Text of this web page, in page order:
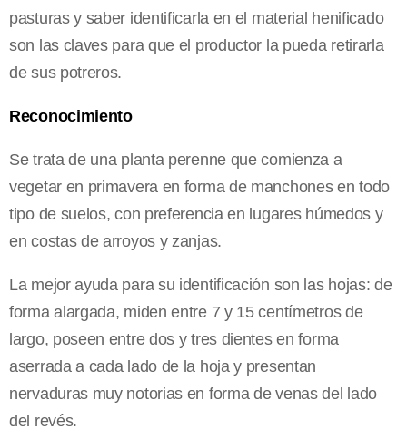
pasturas y saber identificarla en el material henificado
son las claves para que el productor la pueda retirarla
de sus potreros.
Reconocimiento
Se trata de una planta perenne que comienza a
vegetar en primavera en forma de manchones en todo
tipo de suelos, con preferencia en lugares húmedos y
en costas de arroyos y zanjas.
La mejor ayuda para su identificación son las hojas: de
forma alargada, miden entre 7 y 15 centímetros de
largo, poseen entre dos y tres dientes en forma
aserrada a cada lado de la hoja y presentan
nervaduras muy notorias en forma de venas del lado
del revés.